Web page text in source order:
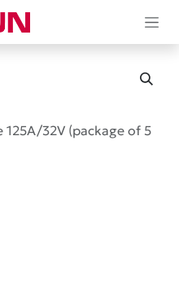
125A/32V (package of 5